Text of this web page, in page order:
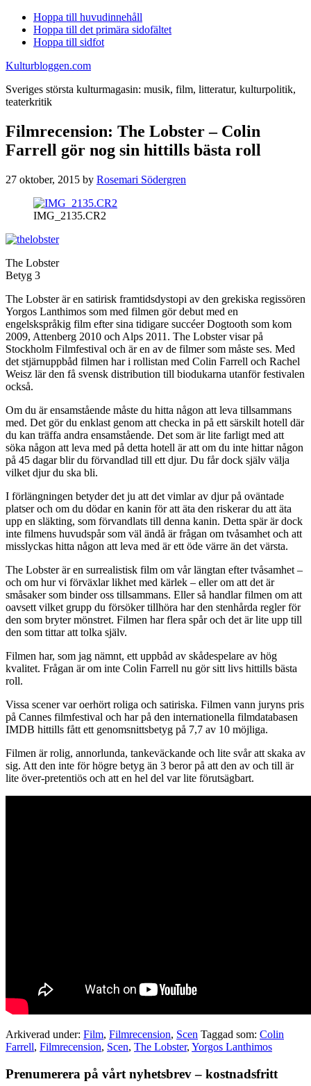
Hoppa till huvudinnehåll
Hoppa till det primära sidofältet
Hoppa till sidfot
Kulturbloggen.com
Sveriges största kulturmagasin: musik, film, litteratur, kulturpolitik,
teaterkritik
Filmrecension: The Lobster – Colin
Farrell gör nog sin hittills bästa roll
27 oktober, 2015 by Rosemari Södergren
IMG_2135.CR2
The Lobster
Betyg 3
The Lobster är en satirisk framtidsdystopi av den grekiska regissören
Yorgos Lanthimos som med filmen gör debut med en
engelskspråkig film efter sina tidigare succéer Dogtooth som kom
2009, Attenberg 2010 och Alps 2011. The Lobster visar på
Stockholm Filmfestival och är en av de filmer som måste ses. Med
det stjärnuppbåd filmen har i rollistan med Colin Farrell och Rachel
Weisz lär den få svensk distribution till biodukarna utanför festivalen
också.
Om du är ensamstående måste du hitta någon att leva tillsammans
med. Det gör du enklast genom att checka in på ett särskilt hotell där
du kan träffa andra ensamstående. Det som är lite farligt med att
söka någon att leva med på detta hotell är att om du inte hittar någon
på 45 dagar blir du förvandlad till ett djur. Du får dock själv välja
vilket djur du ska bli.
I förlängningen betyder det ju att det vimlar av djur på oväntade
platser och om du dödar en kanin för att äta den riskerar du att äta
upp en släkting, som förvandlats till denna kanin. Detta spär är dock
inte filmens huvudspår som väl ändå är frågan om tvåsamhet och att
misslyckas hitta någon att leva med är ett öde värre än det värsta.
The Lobster är en surrealistisk film om vår längtan efter tvåsamhet –
och om hur vi förväxlar likhet med kärlek – eller om att det är
småsaker som binder oss tillsammans. Eller så handlar filmen om att
oavsett vilket grupp du försöker tillhöra har den stenhårda regler för
den som bryter mönstret. Filmen har flera spår och det är lite upp till
den som tittar att tolka själv.
Filmen har, som jag nämnt, ett uppbåd av skådespelare av hög
kvalitet. Frågan är om inte Colin Farrell nu gör sitt livs hittills bästa
roll.
Vissa scener var oerhört roliga och satiriska. Filmen vann juryns pris
på Cannes filmfestival och har på den internationella filmdatabasen
IMDB hittills fått ett genomsnittsbetyg på 7,7 av 10 möjliga.
Filmen är rolig, annorlunda, tankeväckande och lite svår att skaka av
sig. Att den inte för högre betyg än 3 beror på att den av och till är
lite över-pretentiös och att en hel del var lite förutsägbart.
Arkiverad under: Film, Filmrecension, Scen Taggad som: Colin
Farrell, Filmrecension, Scen, The Lobster, Yorgos Lanthimos
Primärt
Prenumerera på vårt nyhetsbrev – kostnadsfritt